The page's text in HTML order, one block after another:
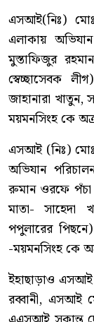
এসআই(নিঃ)
এলাকায়
মুস্তাফিজুর
স্বেচ্ছাসেবক
জাহানারা খাতুন,
ময়মনসিংহ কে
এসআই (নিঃ) মোঃ
অভিযান
রুমান ওরফে পঁচা
মাতা- সাহেদা
পপুলারের
-ময়মনসিংহ কে
ইহাছাড়াও
রব্বানী, এসআই